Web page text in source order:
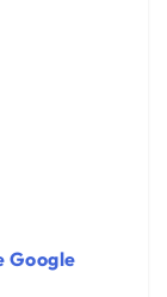
Google